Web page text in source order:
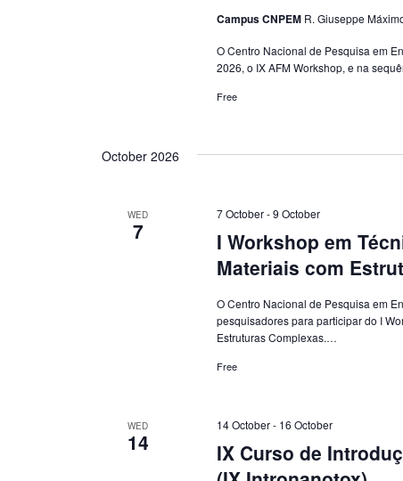
Campus CNPEM R. Giuseppe
O Centro Nacional de Pesquisa em
2026, o IX AFM Workshop, e na
Free
October 2026
WED
7
I Workshop em
Materiais com
7 October-9 October
O Centro Nacional de Pesquisa em
pesquisadores para participar do I
Estruturas Complexas.…
Free
WED
14
IX Curso de
14 October- 16 October